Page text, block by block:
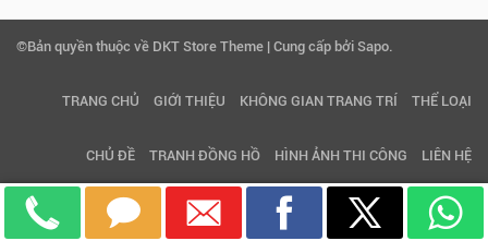
©Bản quyền thuộc về DKT Store Theme | Cung cấp bởi Sapo.
TRANG CHỦ GIỚI THIỆU KHÔNG GIAN TRANG TRÍ THỂ LOẠI
CHỦ ĐỀ TRANH ĐỒNG HỒ HÌNH ẢNH THI CÔNG LIÊN HỆ